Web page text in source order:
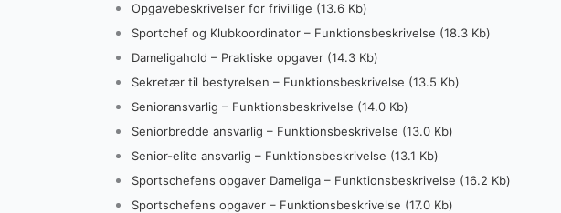
Opgavebeskrivelser for frivillige (13.6 Kb)
Sportchef og Klubkoordinator – Funktionsbeskrivelse (18.3 Kb)
Dameligahold – Praktiske opgaver (14.3 Kb)
Sekretær til bestyrelsen – Funktionsbeskrivelse (13.5 Kb)
Senioransvarlig – Funktionsbeskrivelse (14.0 Kb)
Seniorbredde ansvarlig – Funktionsbeskrivelse (13.0 Kb)
Senior-elite ansvarlig – Funktionsbeskrivelse (13.1 Kb)
Sportschefens opgaver Dameliga – Funktionsbeskrivelse (16.2 Kb)
Sportschefens opgaver – Funktionsbeskrivelse (17.0 Kb)